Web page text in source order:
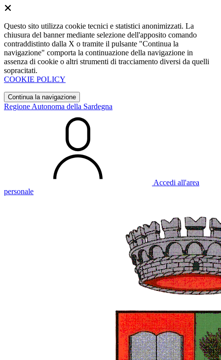
Questo sito utilizza cookie tecnici e statistici anonimizzati. La
chiusura del banner mediante selezione dell'apposito comando
contraddistinto dalla X o tramite il pulsante "Continua la
navigazione" comporta la continuazione della navigazione in
assenza di cookie o altri strumenti di tracciamento diversi da quelli
sopracitati.
COOKIE POLICY
Continua la navigazione
Regione Autonoma della Sardegna
Accedi all'area
personale